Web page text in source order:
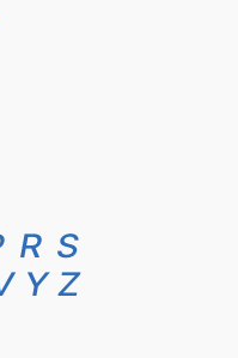
R S
Y Z